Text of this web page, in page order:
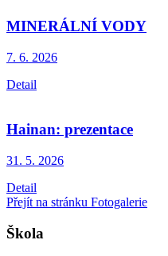
MINERÁLNÍ VODY
7. 6. 2026
Detail
Hainan: prezentace
31. 5. 2026
Detail
Přejít na stránku Fotogalerie
Škola